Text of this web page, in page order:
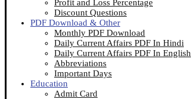
Profit and Loss Percentage
Discount Questions
PDF Download & Other
Monthly PDF Download
Daily Current Affairs PDF In Hindi
Daily Current Affairs PDF In English
Abbreviations
Important Days
Education
Admit Card